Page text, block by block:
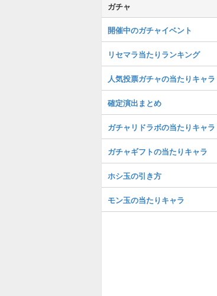
ガチャ
開催中のガチャイベント
リセマラ当たりランキング
人気投票ガチャの当たりキャラ
確定演出まとめ
ガチャリドラボの当たりキャラ
ガチャギフトの当たりキャラ
ホシ玉の引き方
モン玉の当たりキャラ